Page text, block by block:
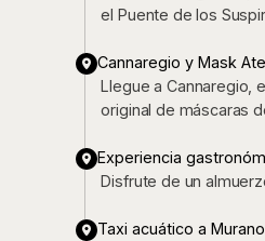
el Puente de los
Cannaregio y Mask
Llegue a Cannaregio,
original de máscaras
Experiencia
Disfrute de un
Taxi acuático a Murano